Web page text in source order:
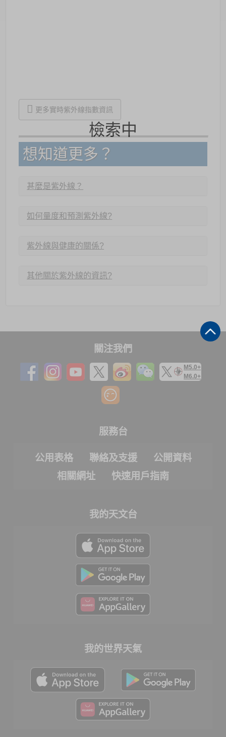
更多實時紫外線指數資訊
想知道更多？
甚麼是紫外線？
如何量度和預測紫外線?
紫外線與健康的關係?
其他關於紫外線的資訊?
檢索中
關注我們
M5.0+
M6.0+
服務台
公用表格 聯絡及支援
公開資料
相關網址
快速用戶指南
我的天文台
我的世界天氣